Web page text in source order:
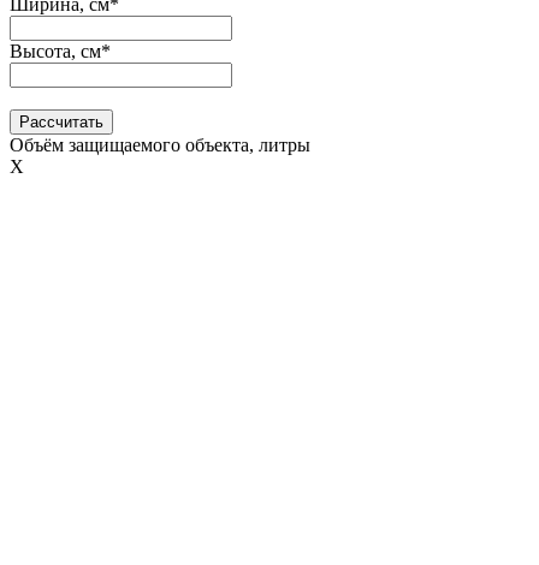
Ширина, см*
Высота, см*
Рассчитать
Объём защищаемого объекта, литры
Х